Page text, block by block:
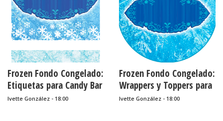
Frozen Fondo Congelado:
Etiquetas para Candy Bar
para Imprimir Gratis.
Ivette González - 18:00
Frozen Fondo Congelado:
Wrappers y Toppers para
Cupcakes para Imprimir
Ivette González - 18:00